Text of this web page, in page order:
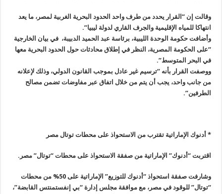
وقالت إن “القرار يحدد من طرف واحد الحدود البحرية الغربية لمصر، ما يعد
انتهاكا للمياه الإقليمية والجرف القاري لدولة ليبيا”.
وأضافت حكومة الوحدة الليبية، برئاسة عبد الحميد الدبيبة، في بيان الخارجية
“على الحكومة المصرية، النظر في إطلاق محادثات حول الحدود البحرية معها
في البحر المتوسط”.
ووصفت القرار بأنه “ترسيم غير عادل بموجب القانون الدولي، وذلك لإعلانه
من جانب واحد، يجب أن يتم من خلال اتفاق عبر مفاوضات تضمن مصالح
الطرفين”.
* أدنوك الإماراتية تقترب من الاستحواذ على محطات توتال مصر
اقتربت “أدنوك” الإماراتية من صفقة الاستحواذ على محطات “توتال” مصر .
وشارفت صفقة استحواذ “أدنوك للتوزيع” الإماراتية على 50% من محطات
“توتال” للوقود في مصر، مع موافقة مجلس إدارة “بي إنفستمنتس القابضة”،